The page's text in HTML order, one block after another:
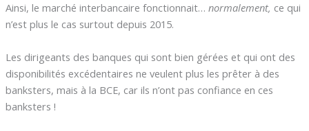
Ainsi, le marché interbancaire fonctionnait… normalement, ce qui
n’est plus le cas surtout depuis 2015.
Les dirigeants des banques qui sont bien gérées et qui ont des
disponibilités excédentaires ne veulent plus les prêter à des
banksters, mais à la BCE, car ils n’ont pas confiance en ces
banksters !